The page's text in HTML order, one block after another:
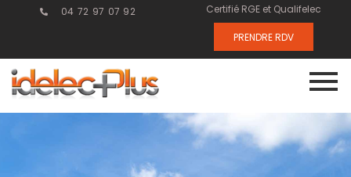
04 72 97 07 92 Certifié RGE et Qualifelec
PRENDRE RDV